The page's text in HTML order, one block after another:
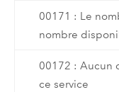
00171 : Le
nombre
00172 : Aucun
ce service